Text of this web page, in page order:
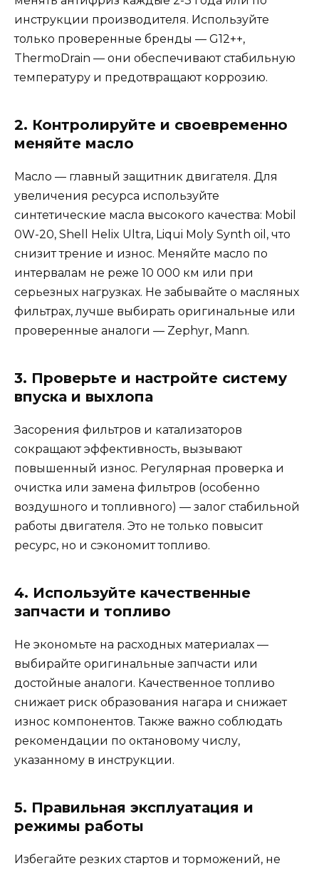
инструкции производителя. Используйте
только проверенные бренды — G12++,
ThermoDrain — они обеспечивают стабильную
температуру и предотвращают коррозию.
2. Контролируйте и своевременно
меняйте масло
Масло — главный защитник двигателя. Для
увеличения ресурса используйте
синтетические масла высокого качества: Mobil
0W-20, Shell Helix Ultra, Liqui Moly Synth oil, что
снизит трение и износ. Меняйте масло по
интервалам не реже 10 000 км или при
серьезных нагрузках. Не забывайте о масляных
фильтрах, лучше выбирать оригинальные или
проверенные аналоги — Zephyr, Mann.
3. Проверьте и настройте систему
впуска и выхлопа
Засорения фильтров и катализаторов
сокращают эффективность, вызывают
повышенный износ. Регулярная проверка и
очистка или замена фильтров (особенно
воздушного и топливного) — залог стабильной
работы двигателя. Это не только повысит
ресурс, но и сэкономит топливо.
4. Используйте качественные
запчасти и топливо
Не экономьте на расходных материалах —
выбирайте оригинальные запчасти или
достойные аналоги. Качественное топливо
снижает риск образования нагара и снижает
износ компонентов. Также важно соблюдать
рекомендации по октановому числу,
указанному в инструкции.
5. Правильная эксплуатация и
режимы работы
Избегайте резких стартов и торможений, не